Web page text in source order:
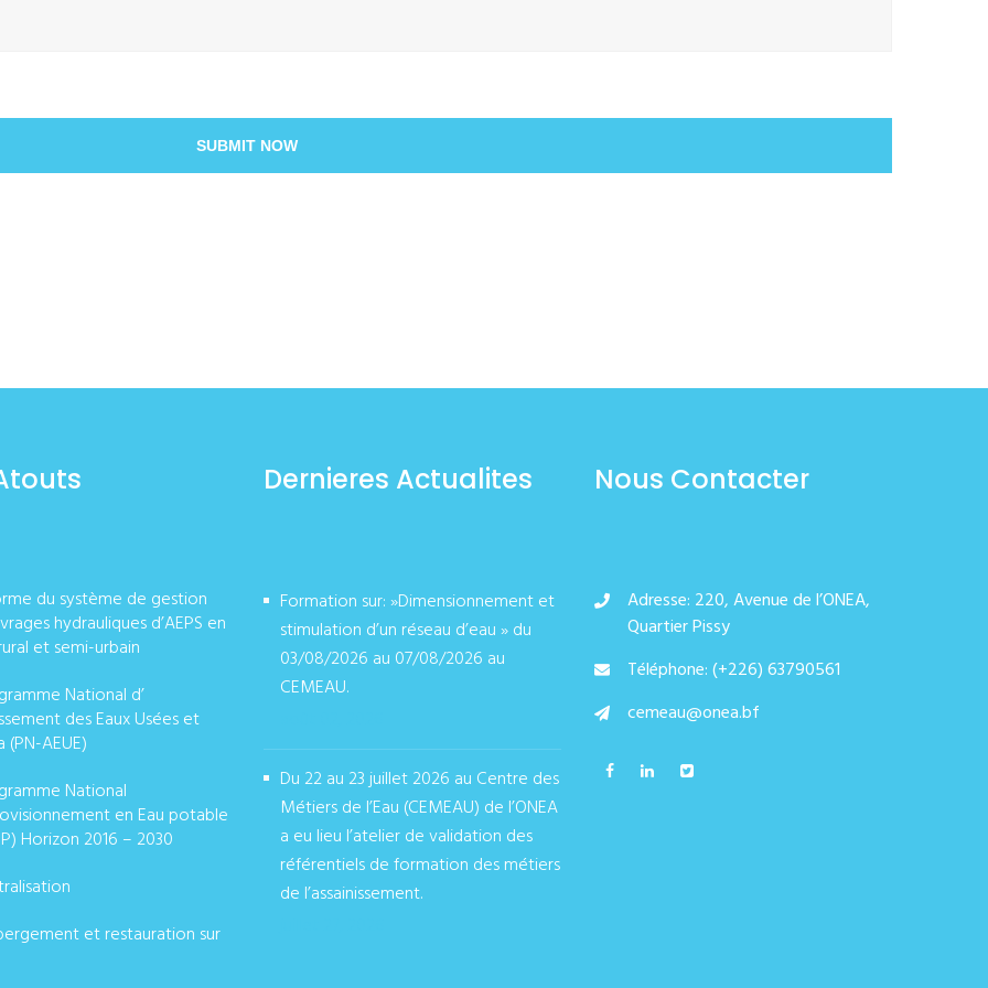
SUBMIT NOW
du système de gestion
hydrauliques d’AEPS en
et semi-urbain
National d’
des Eaux Usées et
(PN-AEUE)
National
en Eau potable
Horizon 2016 – 2030
et restauration sur
Dernieres Actualites
Formation sur: »Dimensionnement et
stimulation d’un réseau d’eau » du
03/08/2026 au 07/08/2026 au
CEMEAU.
Du 22 au 23 juillet 2026 au Centre des
Métiers de l’Eau (CEMEAU) de l’ONEA
a eu lieu l’atelier de validation des
référentiels de formation des métiers
de l’assainissement.
Nous Contacter
Adresse: 220, Avenue de l’ONEA,
Quartier Pissy
Téléphone: (+226) 63790561
cemeau@onea.bf